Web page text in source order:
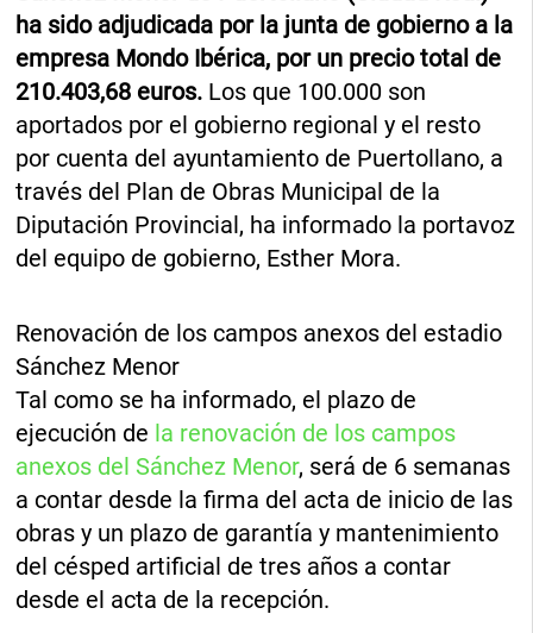
ha sido adjudicada por la junta de gobierno a la
empresa Mondo Ibérica, por un precio total de
210.403,68 euros. Los que 100.000 son
aportados por el gobierno regional y el resto
por cuenta del ayuntamiento de Puertollano, a
través del Plan de Obras Municipal de la
Diputación Provincial, ha informado la portavoz
del equipo de gobierno, Esther Mora.
Renovación de los campos anexos del estadio
Sánchez Menor
Tal como se ha informado, el plazo de
ejecución de la renovación de los campos
anexos del Sánchez Menor, será de 6 semanas
a contar desde la firma del acta de inicio de las
obras y un plazo de garantía y mantenimiento
del césped artificial de tres años a contar
desde el acta de la recepción.